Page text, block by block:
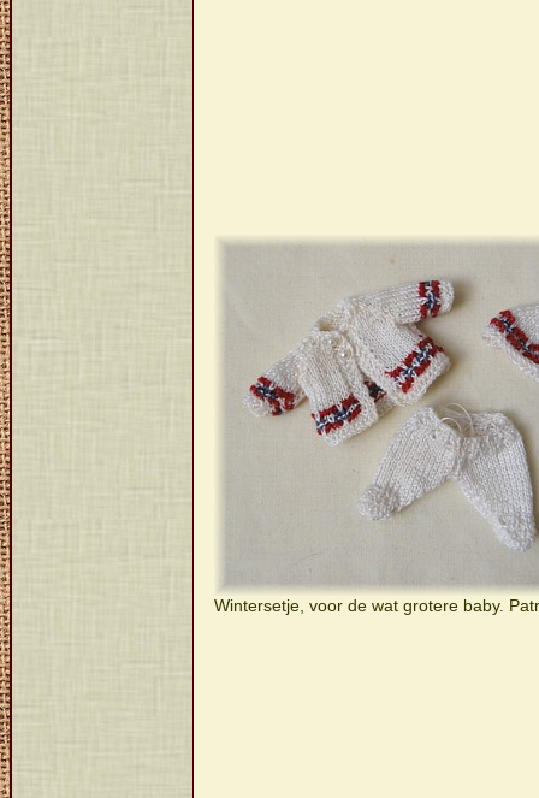
Wintersetje, voor de wat grotere baby.